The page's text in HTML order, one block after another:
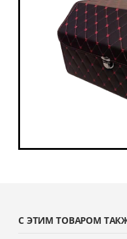
С ЭТИМ ТОВАРОМ